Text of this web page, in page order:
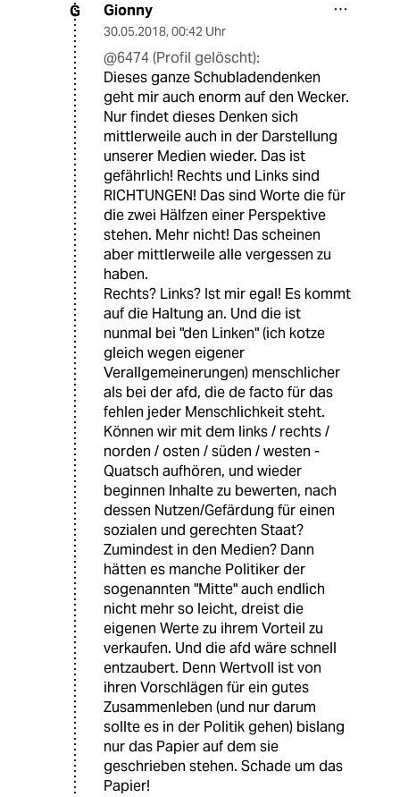
G Gionny
30.05.2018, 00:42 Uhr
@6474 (Profil gelöscht):
Dieses ganze Schubladendenken
geht mir auch enorm auf den Wecker.
Nur findet dieses Denken sich
mittlerweile auch in der Darstellung
unserer Medien wieder. Das ist
gefährlich! Rechts und Links sind
RICHTUNGEN! Das sind Worte die für
die zwei Hälfzen einer Perspektive
stehen. Mehr nicht! Das scheinen
aber mittlerweile alle vergessen zu
haben.
Rechts? Links? Ist mir egal! Es kommt
auf die Haltung an. Und die ist
nunmal bei "den Linken" (ich kotze
gleich wegen eigener
Verallgemeinerungen) menschlicher
als bei der afd, die de facto für das
fehlen jeder Menschlichkeit steht.
Können wir mit dem links / rechts /
norden / osten / süden / westen -
Quatsch aufhören, und wieder
beginnen Inhalte zu bewerten, nach
dessen Nutzen/Gefärdung für einen
sozialen und gerechten Staat?
Zumindest in den Medien? Dann
hätten es manche Politiker der
sogenannten "Mitte" auch endlich
nicht mehr so leicht, dreist die
eigenen Werte zu ihrem Vorteil zu
verkaufen. Und die afd wäre schnell
entzaubert. Denn Wertvoll ist von
ihren Vorschlägen für ein gutes
Zusammenleben (und nur darum
sollte es in der Politik gehen) bislang
nur das Papier auf dem sie
geschrieben stehen. Schade um das
Papier!